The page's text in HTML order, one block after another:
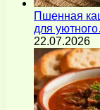
Пшенная
для
22.07.2026